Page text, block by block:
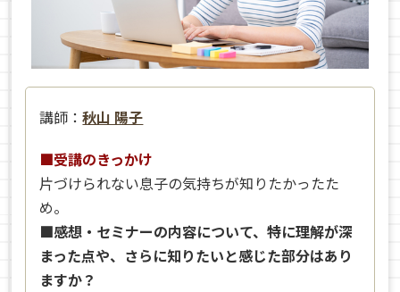
講師：秋山 陽子
■受講のきっかけ
片づけられない息子の気持ちが知りたかったた
め。
■感想・セミナーの内容について、特に理解が深
まった点や、さらに知りたいと感じた部分はあり
ますか？